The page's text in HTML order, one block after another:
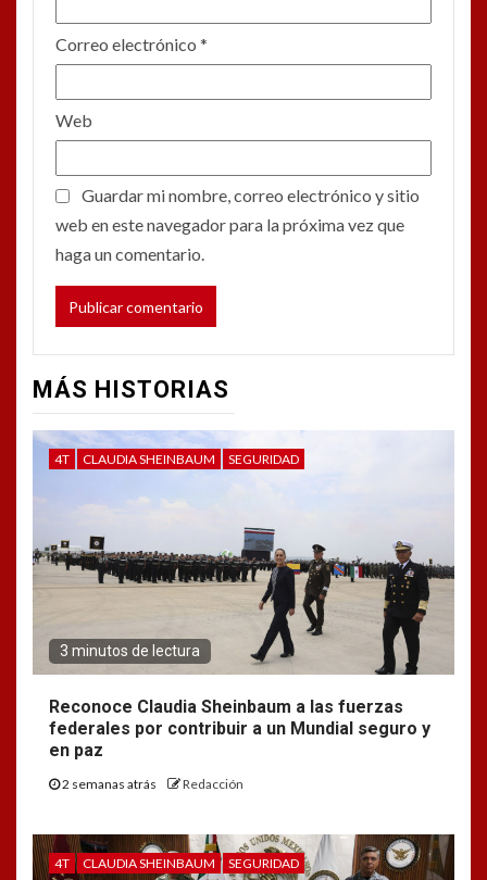
Correo electrónico *
Web
Guardar mi nombre, correo electrónico y sitio
web en este navegador para la próxima vez que
haga un comentario.
MÁS HISTORIAS
4T CLAUDIA SHEINBAUM SEGURIDAD
3 minutos de lectura
Reconoce Claudia Sheinbaum a las fuerzas
federales por contribuir a un Mundial seguro y
en paz
2 semanas atrás Redacción
4T CLAUDIA SHEINBAUM SEGURIDAD